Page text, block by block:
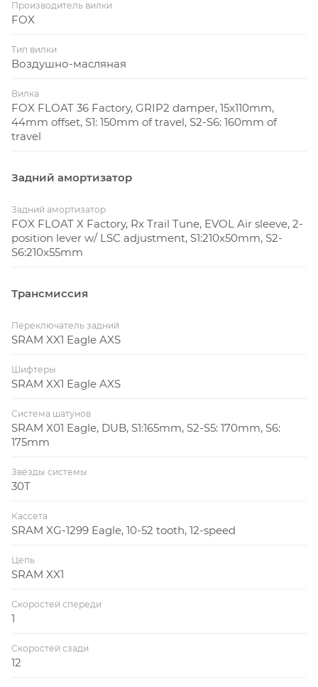
Производитель вилки
FOX
Тип вилки
Воздушно-масляная
Вилка
FOX FLOAT 36 Factory, GRIP2 damper, 15x110mm,
44mm offset, S1: 150mm of travel, S2-S6: 160mm of
travel
Задний амортизатор
Задний амортизатор
FOX FLOAT X Factory, Rx Trail Tune, EVOL Air sleeve, 2-
position lever w/ LSC adjustment, S1:210x50mm, S2-
S6:210x55mm
Трансмиссия
Переключатель задний
SRAM XX1 Eagle AXS
Шифтеры
SRAM XX1 Eagle AXS
Система шатунов
SRAM X01 Eagle, DUB, S1:165mm, S2-S5: 170mm, S6:
175mm
Звёзды системы
30T
Кассета
SRAM XG-1299 Eagle, 10-52 tooth, 12-speed
Цепь
SRAM XX1
Скоростей спереди
1
Скоростей сзади
12